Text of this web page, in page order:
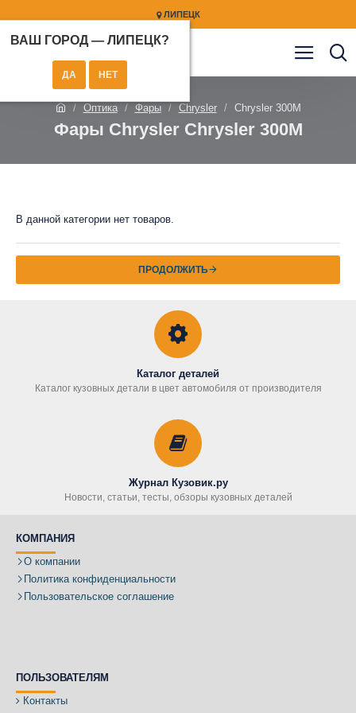
ЛИПЕЦК
ВАШ ГОРОД — ЛИПЕЦК?
Оптика Фары Chrysler Chrysler 300M
Фары Chrysler Chrysler 300M
В данной категории нет товаров.
ПРОДОЛЖИТЬ
Каталог деталей
Каталог кузовных детали в цвет автомобиля от производителя
Журнал Кузовик.ру
Новости, статьи, тесты, обзоры кузовных деталей
КОМПАНИЯ
О компании
Политика конфиденциальности
Пользовательское соглашение
ПОЛЬЗОВАТЕЛЯМ
Контакты